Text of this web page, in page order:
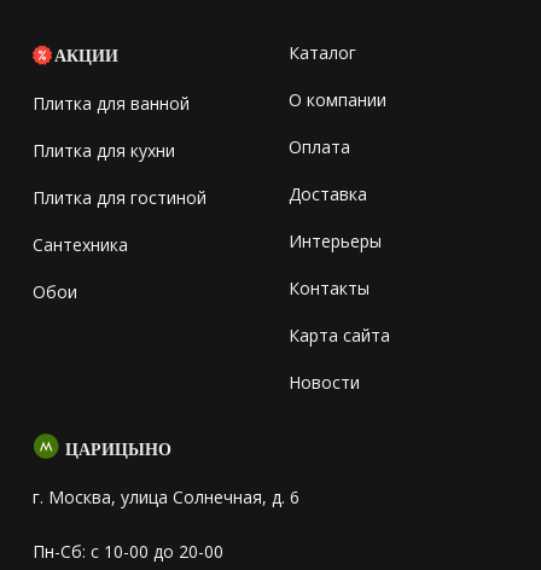
АКЦИИ
Плитка для ванной
Плитка для кухни
Плитка для гостиной
Сантехника
Обои
Каталог
О компании
Оплата
Доставка
Интерьеры
Контакты
Карта сайта
Новости
ЦАРИЦЫНО
г. Москва, улица Солнечная, д. 6
Пн-Сб: с 10-00 до 20-00